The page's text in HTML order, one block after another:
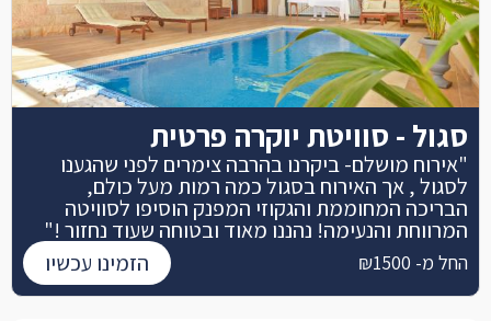
סגול - סוויטת יוקרה פרטית
"אירוח מושלם- ביקרנו בהרבה צימרים לפני שהגענו
לסגול , אך האירוח בסגול כמה רמות מעל כולם,
הבריכה המחוממת והגקוזי המפנק הוסיפו לסוויטה
המרווחת והנעימה! נהננו מאוד ובטוחה שעוד נחזור !"
החל מ- ₪1500 הזמינו עכשיו